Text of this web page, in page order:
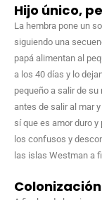
Hijo único,
La hembra pone un
siguiendo una
papá alimentan al
a los 40 días y lo
pequeño a salir de su
antes de salir al mar
sí que es amor duro
los confusos y
las islas Westman a